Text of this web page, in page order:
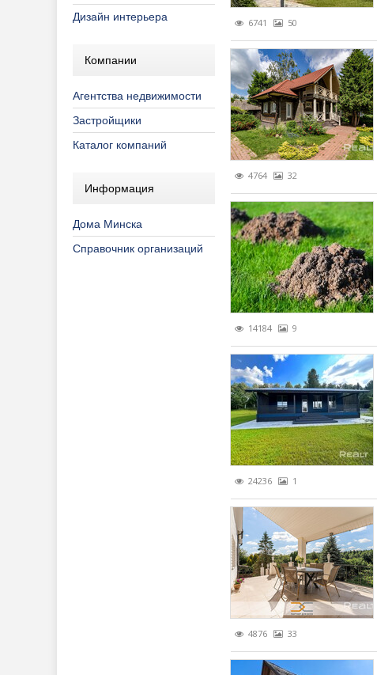
Дизайн интерьера
Компании
Агентства недвижимости
Застройщики
Каталог компаний
Информация
Дома Минска
Справочник организаций
6741 50
4764 32
14184 9
24236 1
4876 33